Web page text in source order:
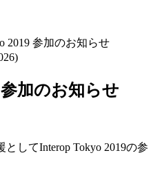
2019 参加のお知らせ
加のお知らせ
してInterop Tokyo 2019の参